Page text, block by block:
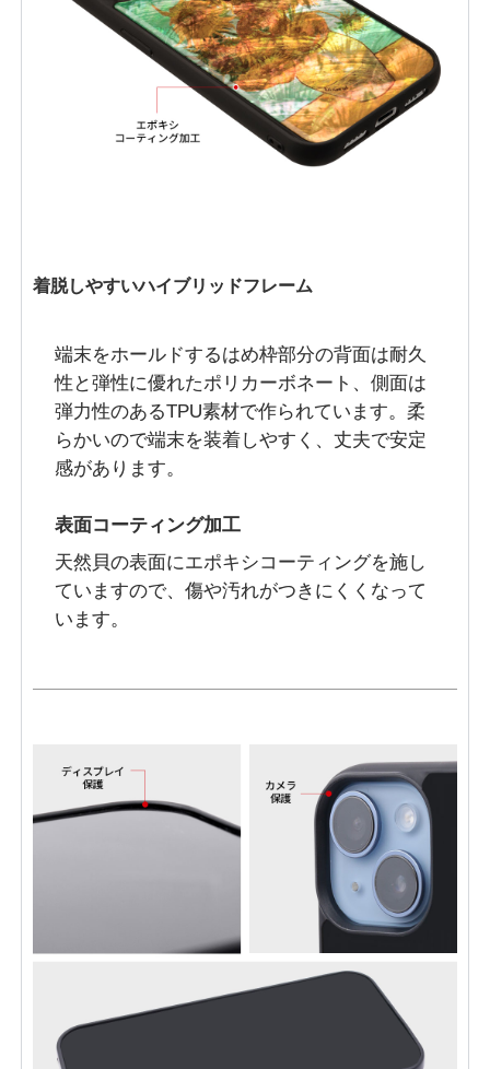
着脱しやすいハイブリッドフレーム
端末をホールドするはめ枠部分の背面は耐久
性と弾性に優れたポリカーボネート、側面は
弾力性のあるTPU素材で作られています。柔
らかいので端末を装着しやすく、丈夫で安定
感があります。
表面コーティング加工
天然貝の表面にエポキシコーティングを施し
ていますので、傷や汚れがつきにくくなって
います。